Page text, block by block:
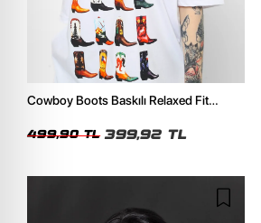
Cowboy Boots Baskılı Relaxed Fit
499,90 TL 399,92 TL